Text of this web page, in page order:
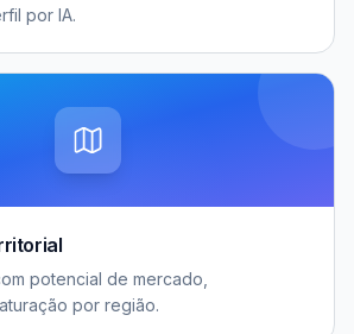
por IA.
potencial de mercado,
por região.